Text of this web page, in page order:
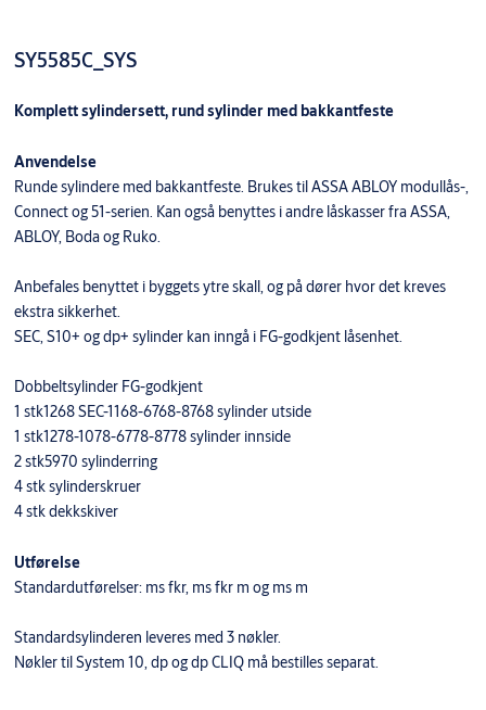
SY5585C_SYS
Komplett sylindersett, rund sylinder med bakkantfeste
Anvendelse
Runde sylindere med bakkantfeste. Brukes til ASSA ABLOY modullås-,
Connect og 51-serien. Kan også benyttes i andre låskasser fra ASSA,
ABLOY, Boda og Ruko.
Anbefales benyttet i byggets ytre skall, og på dører hvor det kreves
ekstra sikkerhet.
SEC, S10+ og dp+ sylinder kan inngå i FG-godkjent låsenhet.
Dobbeltsylinder FG-godkjent
1 stk1268 SEC-1168-6768-8768 sylinder utside
1 stk1278-1078-6778-8778 sylinder innside
2 stk5970 sylinderring
4 stk sylinderskruer
4 stk dekkskiver
Utførelse
Standardutførelser: ms fkr, ms fkr m og ms m
Standardsylinderen leveres med 3 nøkler.
Nøkler til System 10, dp og dp CLIQ må bestilles separat.